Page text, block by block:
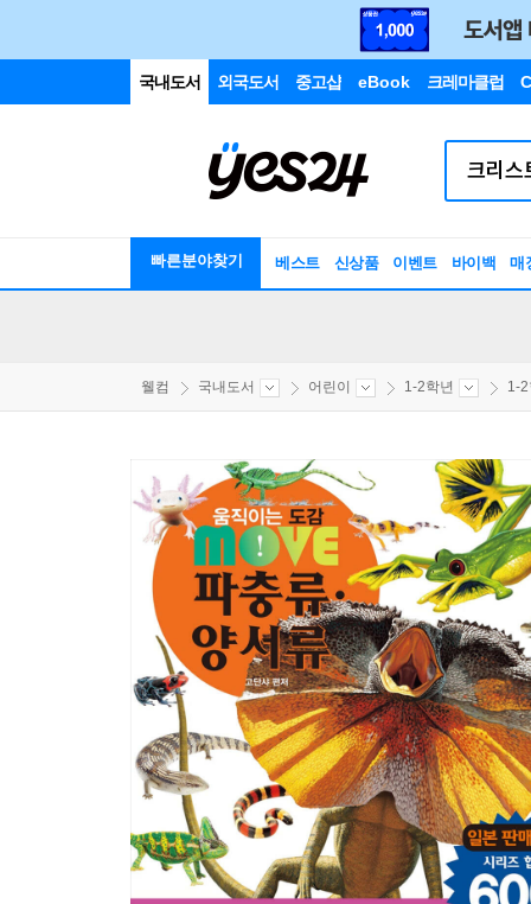
국내도서 외국도서 중고샵 eBook 크레마클럽
빠른분야찾기 베스트 신상품 이벤트 바이백 매
웰컴 국내도서 어린이 1-2학년 1-